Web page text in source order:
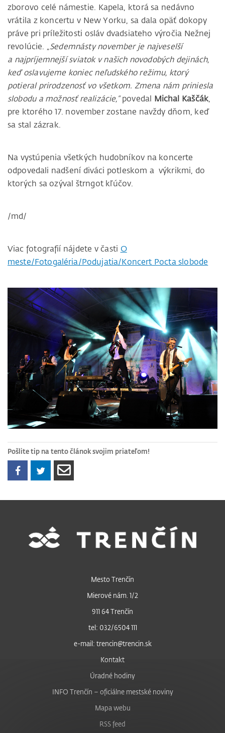
zborovo celé námestie. Kapela, ktorá sa nedávno
vrátila z koncertu v New Yorku, sa dala opäť dokopy
práve pri príležitosti osláv dvadsiateho výročia Nežnej
revolúcie. „Sedemnásty november je najveselší
a najpríjemnejší sviatok v našich novodobých dejinách,
keď oslavujeme koniec neľudského režimu, ktorý
potieral prirodzenosť vo všetkom. Zmena nám priniesla
slobodu a možnosť realizácie,“povedal Michal Kaščák,
pre ktorého 17. november zostane navždy dňom, keď
sa stal zázrak.
Na vystúpenia všetkých hudobníkov na koncerte
odpovedali nadšení diváci potleskom a výkrikmi, do
ktorých sa ozýval štrngot kľúčov.
/md/
Viac fotografií nájdete v časti O
meste/Fotogaléria/Podujatia/Koncert Pocta slobode
Pošlite tip na tento článok svojim priateľom!
Mesto Trenčín
Mierové nám. 1/2
911 64 Trenčín
tel: 032/6504 111
e-mail: trencin@trencin.sk
Kontakt
Úradné hodiny
INFO Trenčín – oficiálne mestské noviny
Mapa webu
RSS feed